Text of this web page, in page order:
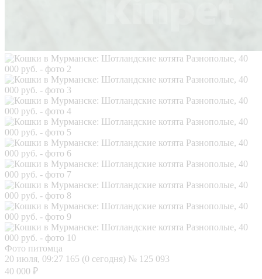
Фото питомца
20 июля, 09:27 165 (0 сегодня) № 125 093
40 000 ₽